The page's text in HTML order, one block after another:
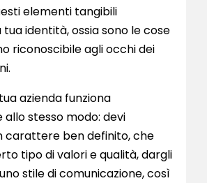
elementi tangibili
identità, ossia sono le cose
riconoscibile agli occhi dei
azienda funziona
stesso modo: devi
carattere ben definito, che
tipo di valori e qualità, dargli
stile di comunicazione, così